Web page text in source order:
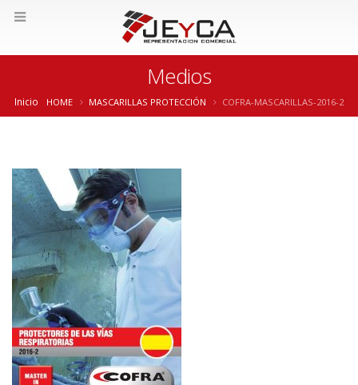
Medios
Inicio HOME MASCARILLAS PROTECCIÓN COFRA-MASCARILLAS-2016-2